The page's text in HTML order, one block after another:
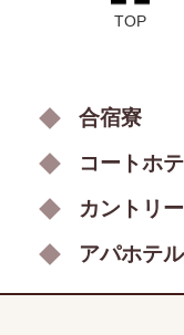
TOP
合宿寮
コートホ
カントリ
アパホテ